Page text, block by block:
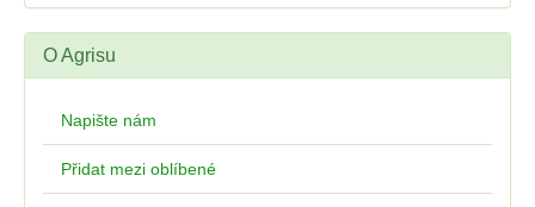
O Agrisu
Napište nám
Přidat mezi oblíbené